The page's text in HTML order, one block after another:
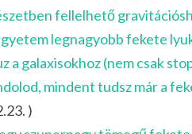
fellelhető
legnagyobb fekete
a galaxisokhoz (nem csak
mindent tudsz már a
)